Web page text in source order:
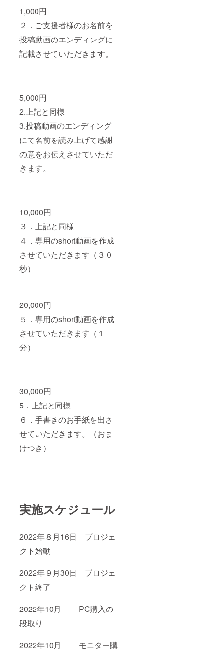
1,000円
２．ご支援者様のお名前を
投稿動画のエンディングに
記載させていただきます。
5,000円
2.上記と同様
3.投稿動画のエンディング
にて名前を読み上げて感謝
の意をお伝えさせていただ
きます。
10,000円
３．上記と同様
４．専用のshort動画を作成
させていただきます（３０
秒）
20,000円
５．専用のshort動画を作成
させていただきます（１
分）
30,000円
5．上記と同様
６．手書きのお手紙を出さ
せていただきます。（おま
けつき）
実施スケジュール
2022年８月16日 プロジェ
クト始動
2022年９月30日 プロジェ
クト終了
2022年10月 PC購入の
段取り
2022年10月 モニター購